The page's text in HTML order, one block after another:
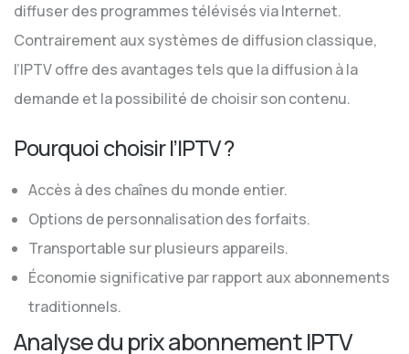
diffuser des programmes télévisés via Internet.
Contrairement aux systèmes de diffusion classique,
l’IPTV offre des avantages tels que la diffusion à la
demande et la possibilité de choisir son contenu.
Pourquoi choisir l’IPTV ?
Accès à des chaînes du monde entier.
Options de personnalisation des forfaits.
Transportable sur plusieurs appareils.
Économie significative par rapport aux abonnements
traditionnels.
Analyse du prix abonnement IPTV